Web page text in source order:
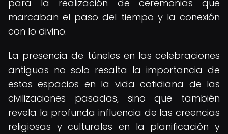
para la realización de ceremonias que
marcaban el paso del tiempo y la conexión
con lo divino.
La presencia de túneles en las celebraciones
antiguas no solo resalta la importancia de
estos espacios en la vida cotidiana de las
civilizaciones pasadas, sino que también
revela la profunda influencia de las creencias
religiosas y culturales en la planificación y